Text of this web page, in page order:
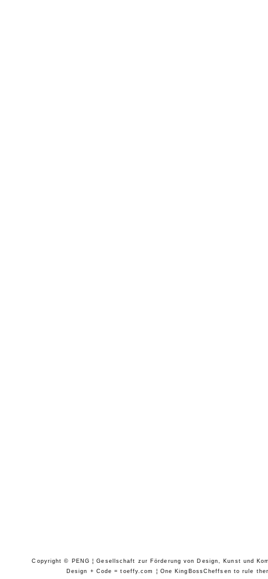
Copyright © PENG ¦ Gesellschaft zur Förderung von Design, Kunst und
Design + Code = toeffy.com ¦ One KingBossCheffsen to rule